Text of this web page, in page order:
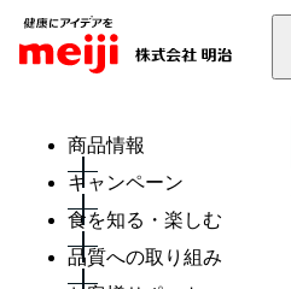
商品情報
キャンペーン
食を知る・楽しむ
品質への取り組み